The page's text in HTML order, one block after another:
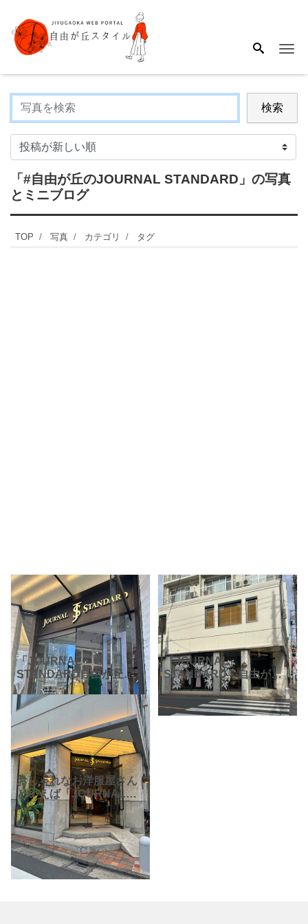
検索
「#自由が丘のJOURNAL STANDARD」 の写真
とミニブログ
TOP 写真 カテゴリ タグ
「JOURNAL
STANDARD自由が丘
店」。営業時間は平日
11:00から20:00、土日祝
は11:00から19:00、不定
休です。 公式サイトによ
ると、「ジ
『JOURNAL
STANDARD 自由が丘
店』さん。「JOURNAL
STANDARD」さんと
は、公式ホームページに
おしゃれなお洋服屋さん
といえば「JOURNAL
STANDARD（ジャーナ
ルスタンダード）」。ベ
イクルーズグループの中
でも人気のあるブランド
で、20～30代を中